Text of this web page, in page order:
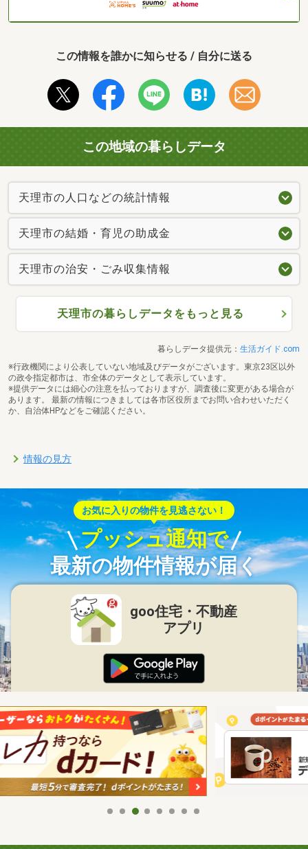
この情報を誰かに知らせる / 自分に送る
この地域の暮らしデータ
天理市の人口などの統計情報
天理市の結婚・育児の助成金
天理市の治安・ごみ収集情報
天理市の暮らしデータをもっと見る
暮らしデータ提供元： 生活ガイド.com
※行政機関により公表していない地域及びデータがございます。東京23区以外
の政令指定都市は、市全体のデータとして表示しています。
※提供データには細心の注意を払っておりますが、調査後に変更がある場合が
あります。 最新の情報につきましては各市区役所までお問い合わせいただく
か、自治体HPなどをご確認ください。
情報の見方
お気に入りの物件を見逃さない！
プッシュ通知で
最新の物件情報が届く
goo住宅・不動産
アプリ